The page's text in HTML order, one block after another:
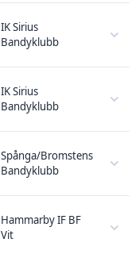
IK Sirius
Bandyklubb
IK Sirius
Bandyklubb
Spånga/Bromstens
Bandyklubb
Hammarby IF BF
Vit